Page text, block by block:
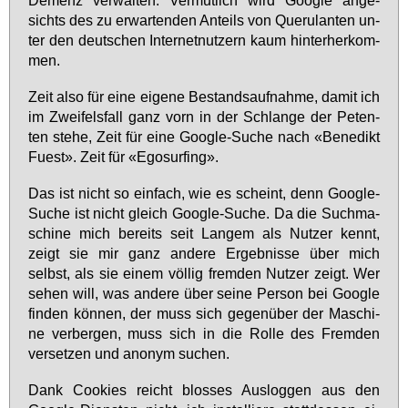
sichts des zu er­war­ten­den An­teils von Que­ru­lan­ten un­
ter den deut­schen In­ter­net­nut­zern kaum hin­ter­her­kom­
men.
Zeit al­so für ei­ne ei­ge­ne Be­stands­auf­nah­me, da­mit ich
im Zwei­fels­fall ganz vorn in der Schlan­ge der Pe­ten­
ten ste­he, Zeit für ei­ne Goog­le-Su­che nach «Be­ne­dikt
Fu­est». Zeit für «Egosur­fing».
Das ist nicht so ein­fach, wie es scheint, denn Goog­le-
Su­che ist nicht gleich Goog­le-Su­che. Da die Such­ma­
schi­ne mich be­reits seit Lan­gem als Nut­zer kennt,
zeigt sie mir ganz an­de­re Er­geb­nis­se über mich
selbst, als sie ei­nem völ­lig frem­den Nut­zer zeigt. Wer
se­hen will, was an­de­re über sei­ne Per­son bei Goog­le
fin­den kön­nen, der muss sich ge­gen­über der Ma­schi­
ne ver­ber­gen, muss sich in die Rol­le des Frem­den
ver­set­zen und an­onym su­chen.
Dank Coo­kies reicht blos­ses Aus­log­gen aus den